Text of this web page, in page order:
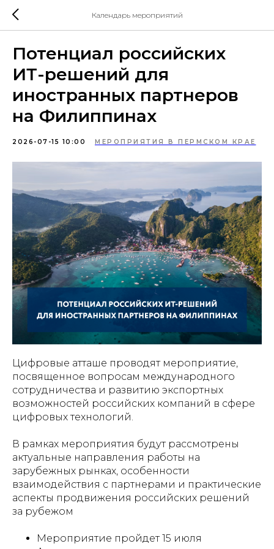
Календарь мероприятий
Потенциал российских
ИТ-решений для
иностранных партнеров
на Филиппинах
2026-07-15 10:00 МЕРОПРИЯТИЯ В ПЕРМСКОМ КРАЕ
Цифровые атташе проводят мероприятие,
посвященное вопросам международного
сотрудничества и развитию экспортных
возможностей российских компаний в сфере
цифровых технологий.
В рамках мероприятия будут рассмотрены
актуальные направления работы на
зарубежных рынках, особенности
взаимодействия с партнерами и практические
аспекты продвижения российских решений
за рубежом
Мероприятие пройдет 15 июля